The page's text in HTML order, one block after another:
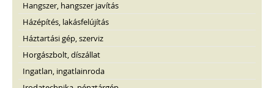
Hangszer, hangszer javítás
Házépítés, lakásfelújítás
Háztartási gép, szerviz
Horgászbolt, díszállat
Ingatlan, ingatlainroda